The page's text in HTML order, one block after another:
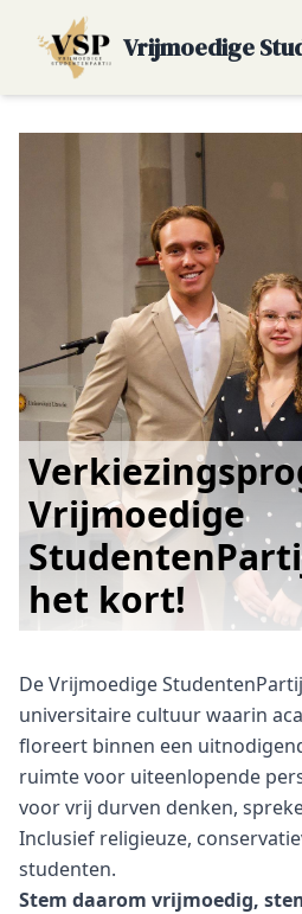
Vrijmoedige
Vrijmoedige
het kort!
De Vrijmoedige
universitaire cultuur waarin
floreert binnen een
ruimte voor uiteenlopende
voor vrij durven denken,
Inclusief religieuze,
studenten.
Stem daarom vrijmoedig,